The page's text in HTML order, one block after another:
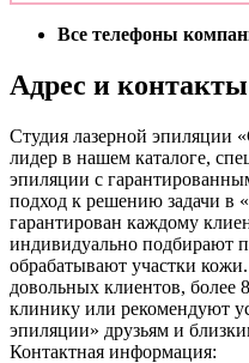
Все телефоны
Адрес и контакты
Студия лазерной эпиляции
лидер в нашем каталоге,
эпиляции с
подход к решению задачи в
гарантирован каждому
индивидуально подбирают
обрабатывают участки кожи.
довольных клиентов, более
клинику или рекомендуют
эпиляции» друзьям и
Контактная информация: